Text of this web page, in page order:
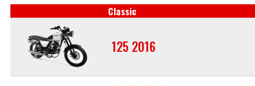
Classic
125 2016